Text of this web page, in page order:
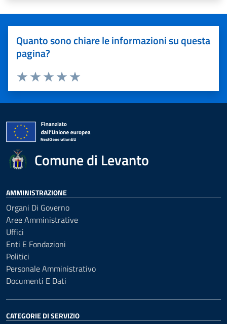
Quanto sono chiare le informazioni su questa
pagina?
Valuta 5 stelle su 5
Valuta 4 stelle su 5
Valuta 3 stelle su 5
Valuta 2 stelle su 5
Valuta 1 stelle su 5
Comune di Levanto
AMMINISTRAZIONE
Organi Di Governo
Aree Amministrative
Uffici
Enti E Fondazioni
Politici
Personale Amministrativo
Documenti E Dati
CATEGORIE DI SERVIZIO